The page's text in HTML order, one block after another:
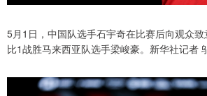
5月1日，中国队选手石宇奇在比赛后向观众
比1战胜马来西亚队选手梁峻豪。新华社记者